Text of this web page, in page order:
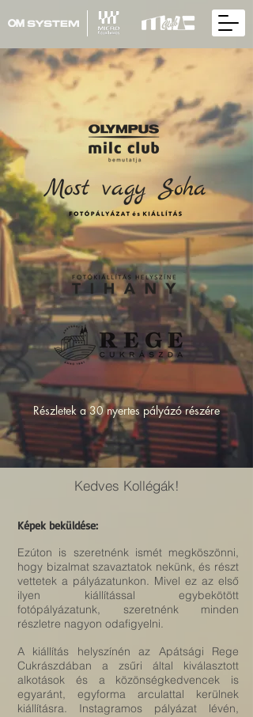
Részletek a 30 nyertes pályázó részére
Kedves Kollégák!
Képek beküldése:
Ezúton is szeretnénk ismét megköszönni,
hogy bizalmat szavaztatok nekünk, és részt
vettetek a pályázatunkon. Mivel ez az első
ilyen kiállítással egybekötött
fotópályázatunk, szeretnénk minden
részletre nagyon odafigyelni.
A kiállítás helyszínén az Apátsági Rege
Cukrászdában a zsűri által kiválasztott
alkotások és a közönségkedvencek is
egyaránt, egyforma arculattal kerülnek
kiállításra. Instagramos pályázat lévén,